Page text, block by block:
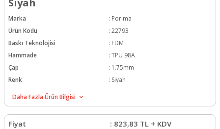
Marka : Porima
Ürün Kodu
: 22793
Baskı Teknolojisi
: FDM
Hammade
: TPU 98A
Çap
: 1.75mm
Renk
: Siyah
Hotend Sıcaklığı
Tabla Sıcaklığı
:50-70C
Ağırlık
:750g
Daha Fazla Ürün Bilgisi
Fiyat : 823,83 TL + KDV